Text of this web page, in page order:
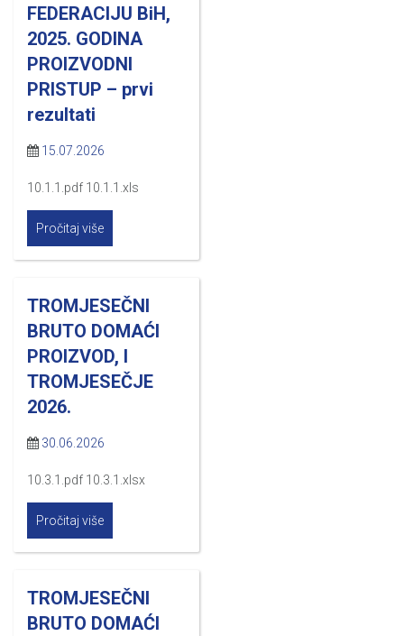
FEDERACIJU BiH,
2025. GODINA
PROIZVODNI
PRISTUP – prvi
rezultati
15.07.2026
10.1.1.pdf 10.1.1.xls
Pročitaj više
TROMJESEČNI
BRUTO DOMAĆI
PROIZVOD, I
TROMJESEČJE
2026.
30.06.2026
10.3.1.pdf 10.3.1.xlsx
Pročitaj više
TROMJESEČNI
BRUTO DOMAĆI